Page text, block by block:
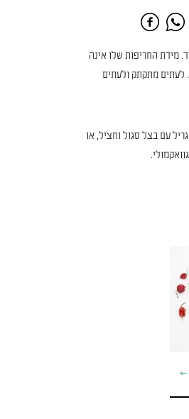
מידת החריפות שלו אינה
לעתים מתקתק ולעתים
עם בצל סגול וחציל, או